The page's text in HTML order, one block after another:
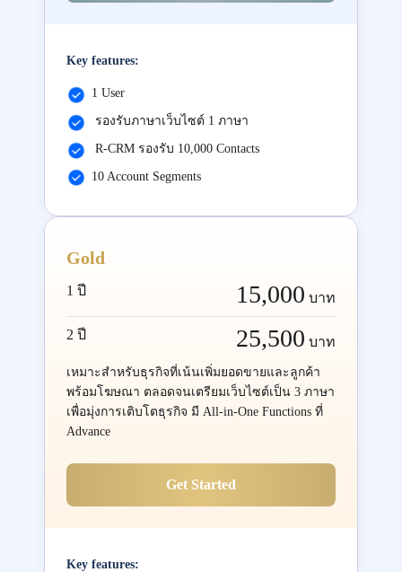
Key features:
1 User
รองรับภาษาเว็บไซต์ 1 ภาษา
R-CRM รองรับ 10,000 Contacts
10 Account Segments
Gold
1 ปี 15,000 บาท
2 ปี 25,500 บาท
เหมาะสำหรับธุรกิจที่เน้นเพิ่มยอดขายและลูกค้า
พร้อมโฆษณา ตลอดจนเตรียมเว็บไซต์เป็น 3 ภาษา
เพื่อมุ่งการเติบโตธุรกิจ มี All-in-One Functions ที่
Advance
Get Started
Key features: